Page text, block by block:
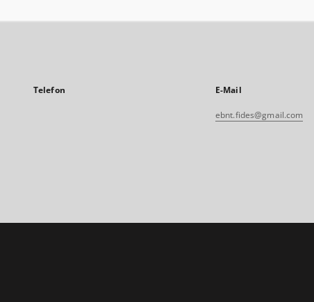
Telefon E-Mail
ebnt.fides@gmail.com